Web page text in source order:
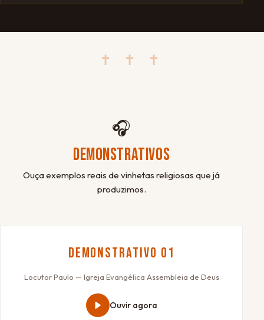
✝ ✝ ✝
🎧
DEMONSTRATIVOS
Ouça exemplos reais de vinhetas religiosas que já
produzimos.
Demonstrativo 01
Locutor Paulo — Igreja Evangélica Assembleia de Deus
Ouvir agora